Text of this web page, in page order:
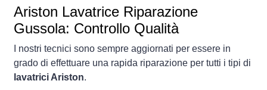
Ariston Lavatrice Riparazione
Gussola: Controllo Qualità
I nostri tecnici sono sempre aggiornati per essere in
grado di effettuare una rapida riparazione per tutti i tipi di
lavatrici Ariston.